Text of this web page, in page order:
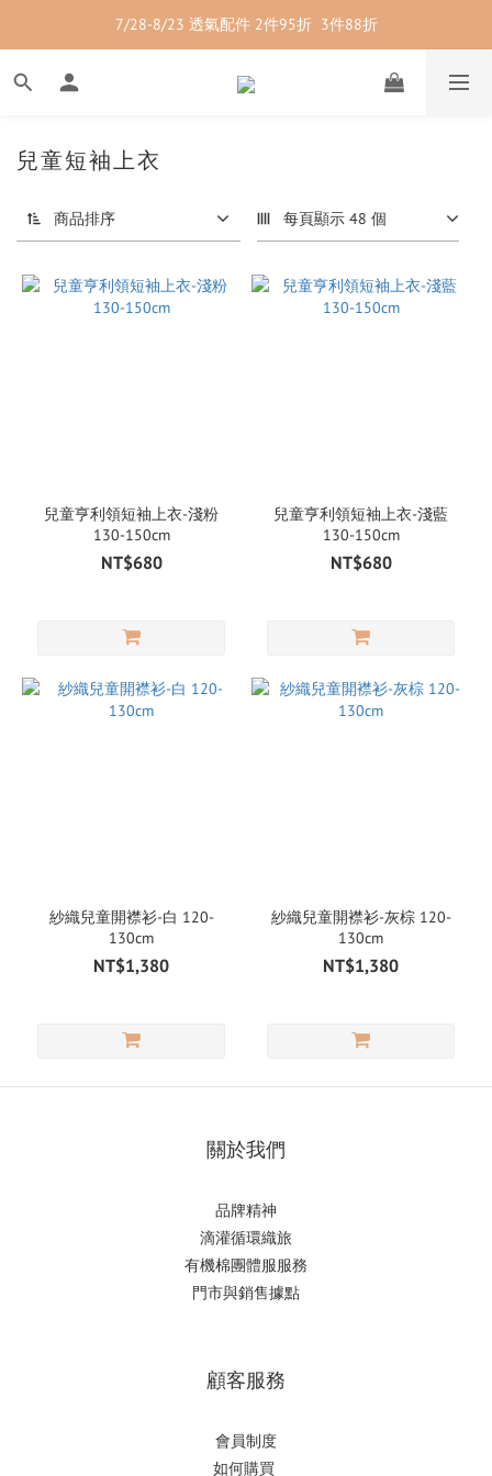
7/28-8/23 紳士內著 2件9折
7/28-8/23 透氣配件 2件95折  3件88折
7/28-8/23 紳士內著 2件9折
兒童短袖上衣
商品排序 每頁顯示 48 個
兒童亨利領短袖上衣-淺粉
130-150cm
NT$680
兒童亨利領短袖上衣-淺藍
130-150cm
NT$680
紗織兒童開襟衫-白 120-
130cm
NT$1,380
紗織兒童開襟衫-灰棕 120-
130cm
NT$1,380
關於我們
品牌精神
滴灌循環織旅
有機棉團體服服務
門市與銷售據點
顧客服務
會員制度
如何購買